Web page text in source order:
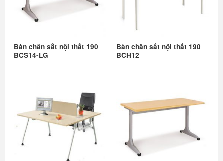
Bàn chân sắt nội thất 190
BCS14-LG
Bàn chân sắt nội thất 190
BCH12